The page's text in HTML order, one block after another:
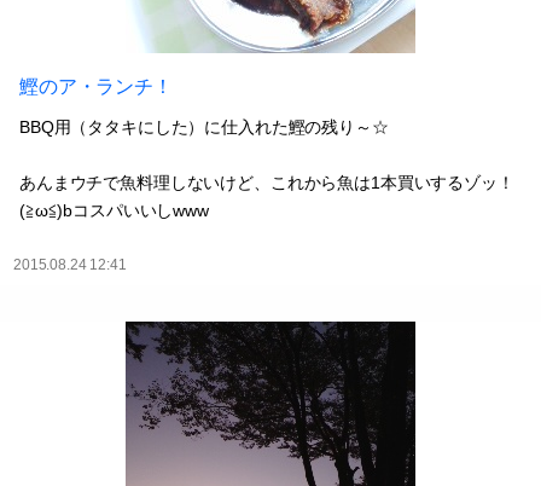
鰹のア・ランチ！
BBQ用（タタキにした）に仕入れた鰹の残り～☆
あんまウチで魚料理しないけど、これから魚は1本買いするゾッ！
(≧ω≦)bコスパいいしwww
2015.08.24 12:41